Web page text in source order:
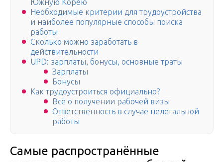
Южную Корею
Необходимые критерии для трудоустройства
и наиболее популярные способы поиска
работы
Сколько можно заработать в
действительности
UPD: зарплаты, бонусы, основные траты
Зарплаты
Бонусы
Как трудоустроиться официально?
Всё о получении рабочей визы
Ответственность в случае нелегальной
работы
Самые распространённые